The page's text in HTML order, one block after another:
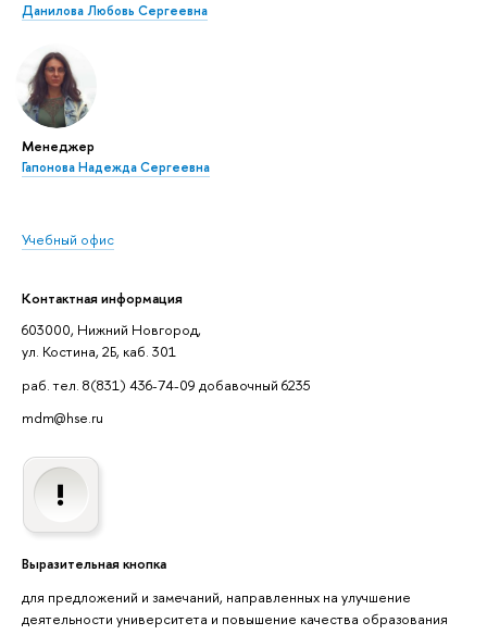
Данилова Любовь Сергеевна
Менеджер
Гапонова Надежда Сергеевна
Учебный офис
Контактная информация
603000, Нижний Новгород,
ул. Костина, 2Б, каб. 301
раб. тел. 8(831) 436-74-09 добавочный 6235
mdm@hse.ru
Выразительная кнопка
для предложений и замечаний, направленных на улучшение
деятельности университета и повышение качества образования